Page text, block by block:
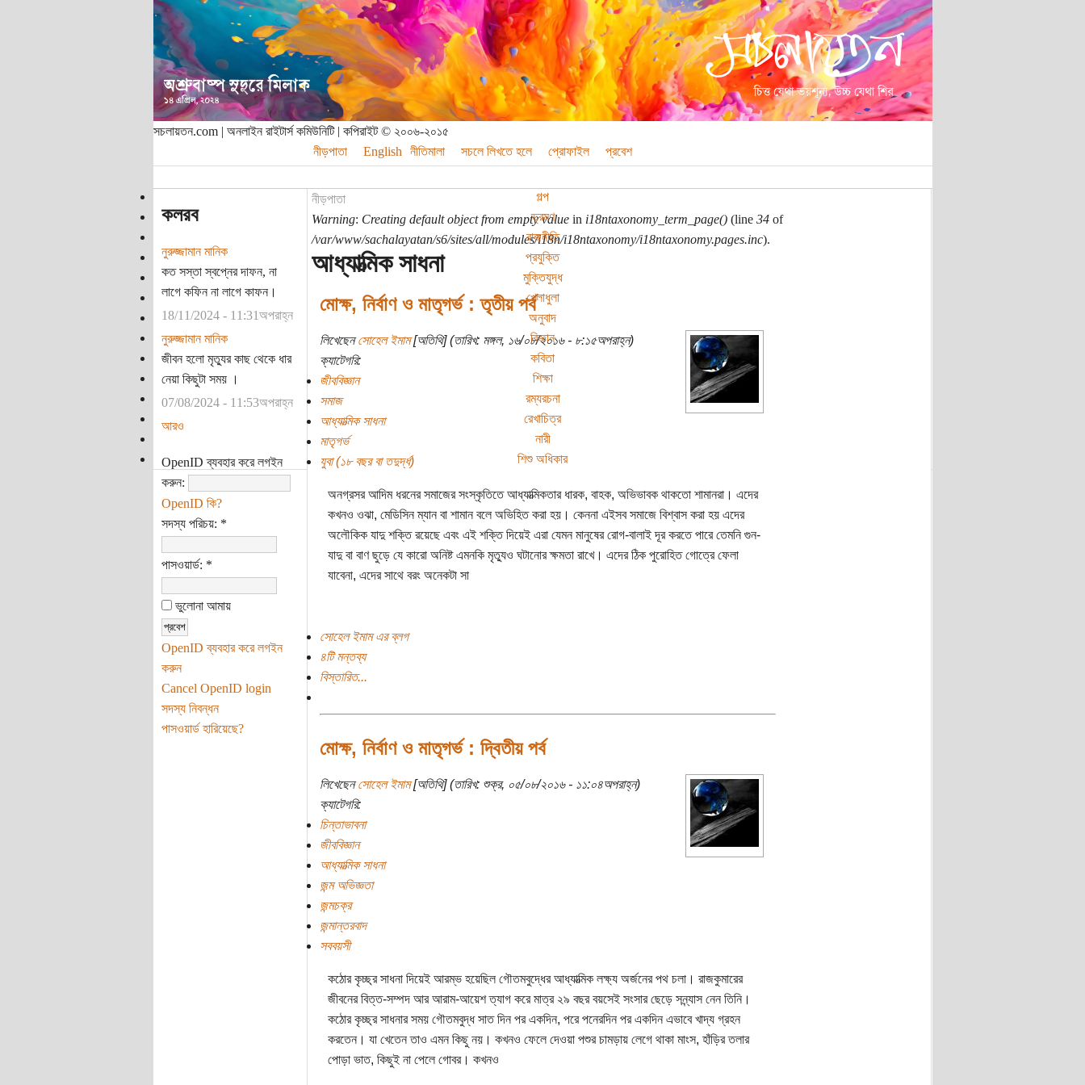
সচলায়তন.com | অনলাইন রাইটার্স কমিউনিটি | কপিরাইট © ২০০৬-২০১৫
নীড়পাতা
English নীতিমালা সচলে লিখতে হলে প্রোফাইল প্রবেশ
গল্প
ভ্রমণ
রাজনীতি
প্রযুক্তি
মুক্তিযুদ্ধ
খেলাধুলা
অনুবাদ
বিজ্ঞান
কবিতা
শিক্ষা
রম্যরচনা
রেখাচিত্র
নারী
শিশু অধিকার
কলরব
নুরুজ্জামান মানিক
কত সস্তা স্বপ্নের দাফন, না
লাগে কফিন না লাগে কাফন।
18/11/2024 - 11:31অপরাহ্ন
নুরুজ্জামান মানিক
জীবন হলো মৃত্যুর কাছ থেকে ধার
নেয়া কিছুটা সময় ।
07/08/2024 - 11:53অপরাহ্ন
আরও
OpenID ব্যবহার করে লগইন
করুন:
OpenID কি?
সদস্য পরিচয়: *
পাসওয়ার্ড: *
ভুলোনা আমায়
OpenID ব্যবহার করে লগইন
করুন
Cancel OpenID login
সদস্য নিবন্ধন
পাসওয়ার্ড হারিয়েছে?
নীড়পাতা
Warning: Creating default object from empty valuein i18ntaxonomy_term_page()(line 34of
/var/www/sachalayatan/s6/sites/all/modules/i18n/i18ntaxonomy/i18ntaxonomy.pages.inc).
আধ্যাত্মিক সাধনা
মোক্ষ, নির্বাণ ও মাতৃগর্ভ : তৃতীয় পর্ব
লিখেছেনসোহেল ইমাম[অতিথি] (তারিখ: মঙ্গল, ১৬/০৮/২০১৬ - ৮:১৫অপরাহ্ন)
ক্যাটেগরি:
জীববিজ্ঞান
সমাজ
আধ্যাত্মিক সাধনা
মাতৃগর্ভ
যুবা (১৮ বছর বা তদুর্দ্ধ)
অনগ্রসর আদিম ধরনের সমাজের সংস্কৃতিতে আধ্যাত্মিকতার ধারক, বাহক, অভিভাবক থাকতো শামানরা। এদের
কখনও ওঝা, মেডিসিন ম্যান বা শামান বলে অভিহিত করা হয়। কেননা এইসব সমাজে বিশ্বাস করা হয় এদের
অলৌকিক যাদু শক্তি রয়েছে এবং এই শক্তি দিয়েই এরা যেমন মানুষের রোগ-বালাই দূর করতে পারে তেমনি গুন-
যাদু বা বাণ ছুড়ে যে কারো অনিষ্ট এমনকি মৃত্যুও ঘটানোর ক্ষমতা রাখে। এদের ঠিক পুরোহিত গোত্রে ফেলা
যাবেনা, এদের সাথে বরং অনেকটা সা
সোহেল ইমাম এর ব্লগ
৪টি মন্তব্য
বিস্তারিত...
মোক্ষ, নির্বাণ ও মাতৃগর্ভ : দ্বিতীয় পর্ব
লিখেছেনসোহেল ইমাম[অতিথি] (তারিখ: শুক্র, ০৫/০৮/২০১৬ - ১১:০৪অপরাহ্ন)
ক্যাটেগরি:
চিন্তাভাবনা
জীববিজ্ঞান
আধ্যাত্মিক সাধনা
জন্ম অভিজ্ঞতা
জন্মচক্র
জন্মান্তরবাদ
সববয়সী
কঠোর কৃচ্ছ্র সাধনা দিয়েই আরম্ভ হয়েছিল গৌতমবুদ্ধের আধ্যাত্মিক লক্ষ্য অর্জনের পথ চলা। রাজকুমারের
জীবনের বিত্ত-সম্পদ আর আরাম-আয়েশ ত্যাগ করে মাত্র ২৯ বছর বয়সেই সংসার ছেড়ে সন্ন্যাস নেন তিনি।
কঠোর কৃচ্ছ্র সাধনার সময় গৌতমবুদ্ধ সাত দিন পর একদিন, পরে পনেরদিন পর একদিন এভাবে খাদ্য গ্রহন
করতেন। যা খেতেন তাও এমন কিছু নয়। কখনও ফেলে দেওয়া পশুর চামড়ায় লেগে থাকা মাংস, হাঁড়ির তলার
পোড়া ভাত, কিছুই না পেলে গোবর। কখনও